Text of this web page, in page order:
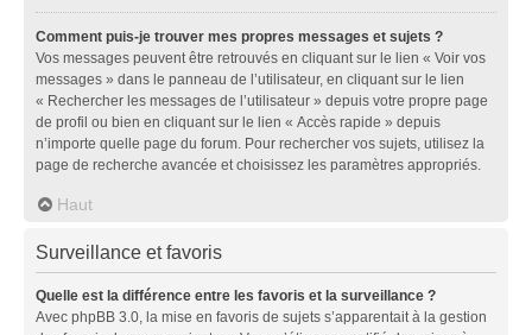
Comment puis-je trouver mes propres messages et sujets ?
Vos messages peuvent être retrouvés en cliquant sur le lien « Voir vos
messages » dans le panneau de l’utilisateur, en cliquant sur le lien
« Rechercher les messages de l’utilisateur » depuis votre propre page
de profil ou bien en cliquant sur le lien « Accès rapide » depuis
n’importe quelle page du forum. Pour rechercher vos sujets, utilisez la
page de recherche avancée et choisissez les paramètres appropriés.
Haut
Surveillance et favoris
Quelle est la différence entre les favoris et la surveillance ?
Avec phpBB 3.0, la mise en favoris de sujets s’apparentait à la gestion